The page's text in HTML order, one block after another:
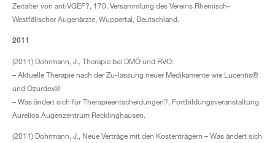
Zeitalter von antiVGEF?, 170. Versammlung des Vereins Rheinisch-
Westfälischer Augenärzte, Wuppertal, Deutschland.
2011
(2011) Dohrmann, J., Therapie bei DMÖ und RVO:
– Aktuelle Therapie nach der Zu-lassung neuer Medikamente wie Lucentis®
und Ozurdex®
– Was ändert sich für Therapieentscheidungen?, Fortbildungsveranstaltung
Aurelios Augenzentrum Recklinghausen.
(2011) Dohrmann, J., Neue Verträge mit den Kostenträgern – Was ändert sich